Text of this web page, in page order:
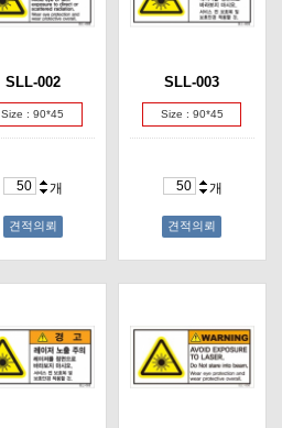
SLL-002
Size : 90*45
개
견적의뢰
SLL-003
Size : 90*45
개
견적의뢰